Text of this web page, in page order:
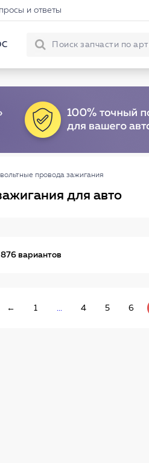
и ответы
провода зажигания
для авто
876 вариантов
← 1 ... 4 5 6